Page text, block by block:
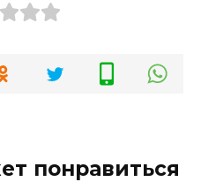
понравиться